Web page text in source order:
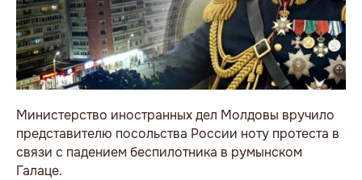
Министерство иностранных дел Молдовы вручило
представителю посольства России ноту протеста в
связи с падением беспилотника в румынском
Галаце.